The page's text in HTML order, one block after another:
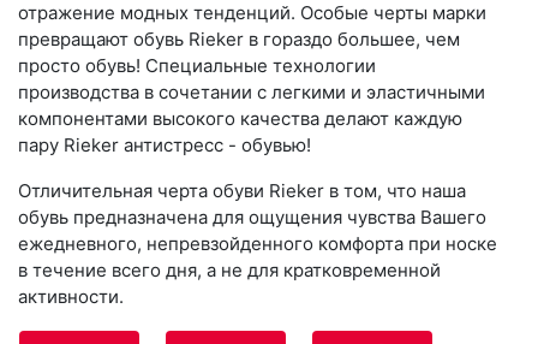
отражение модных тенденций. Особые черты марки
превращают обувь Rieker в гораздо большее, чем
просто обувь! Специальные технологии
производства в сочетании с легкими и эластичными
компонентами высокого качества делают каждую
пару Rieker антистресс - обувью!
Отличительная черта обуви Rieker в том, что наша
обувь предназначена для ощущения чувства Вашего
ежедневного, непревзойденного комфорта при носке
в течение всего дня, а не для кратковременной
активности.